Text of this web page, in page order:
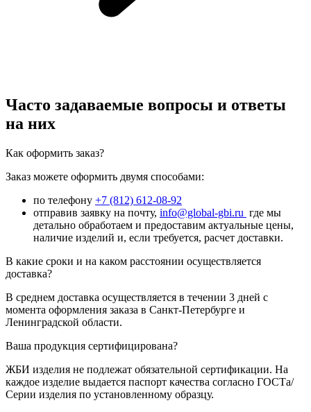
Часто задаваемые вопросы и ответы
на них
Как оформить заказ?
Заказ можете оформить двумя способами:
по телефону +7 (812) 612-08-92
отправив заявку на почту, info@global-gbi.ru где мы
детально обработаем и предоставим актуальные цены,
наличие изделий и, если требуется, расчет доставки.
В какие сроки и на каком расстоянии осуществляется
доставка?
В среднем доставка осуществляется в течении 3 дней с
момента оформления заказа в Санкт-Петербурге и
Ленинградской области.
Ваша продукция сертифицирована?
ЖБИ изделия не подлежат обязательной сертификации. На
каждое изделие выдается паспорт качества согласно ГОСТа/
Серии изделия по установленному образцу.